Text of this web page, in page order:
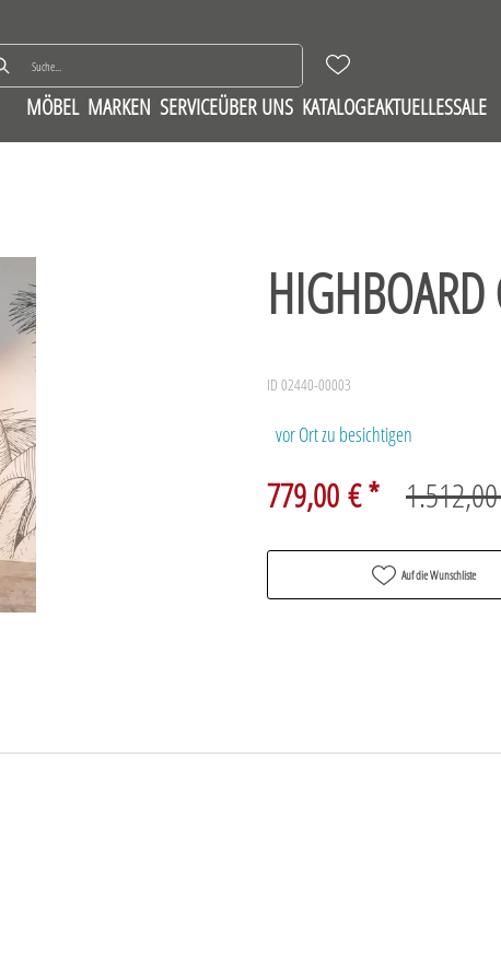
MÖBEL MARKEN SERVICEÜBER UNS KATALOGEAKTUELLESSALE
ID 02440-00003
vor Ort zu besichtigen
779,00 € *
Auf die Wunschliste